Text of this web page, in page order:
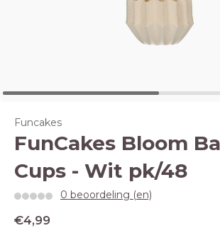
Funcakes
FunCakes Bloom
Cups - Wit pk/48
0 beoordeling (en)
€4,99